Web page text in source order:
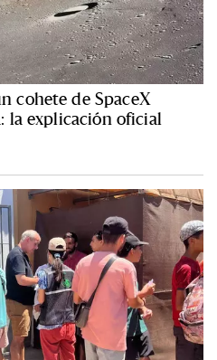
cohete de SpaceX
la explicación oficial